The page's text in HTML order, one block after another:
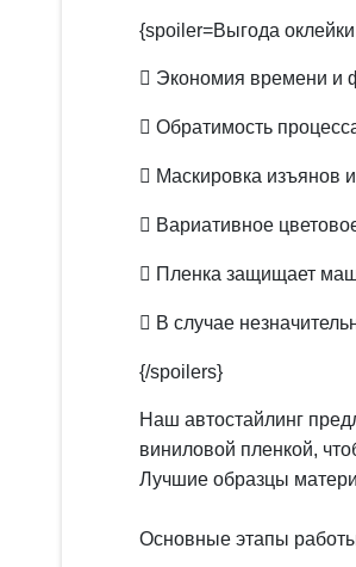
{spoiler=Выгода
​ Экономия времени и
​ Обратимость
​ Маскировка изъянов
​ Вариативное
​ Пленка защищает
​ В случае
{/spoilers}
Наш автостайлинг
виниловой пленкой,
Лучшие образцы
Основные этапы